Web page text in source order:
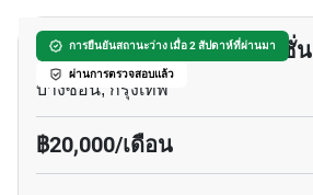
การยืนยันสถานะว่าง เมื่อ 2 สัปดาห์ที่ผ่านมา
ผ่านการตรวจสอบแล้ว
ยู ดีไลท์ แอท บางซ่อน สเตชั่น
บางซ่อน, กรุงเทพ
฿20,000/เดือน